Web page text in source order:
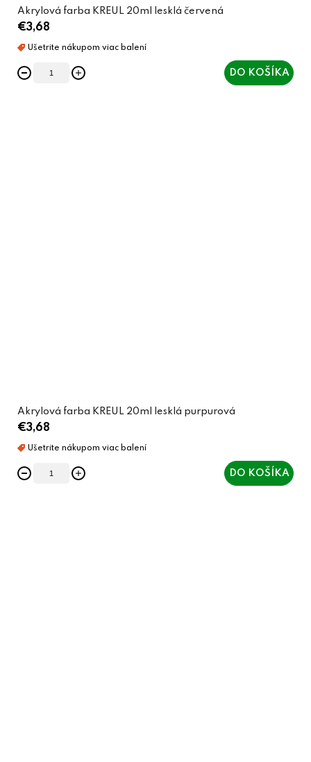
Akrylová farba KREUL 20ml lesklá červená
€3,68
DO KOŠÍKA
Akrylová farba KREUL 20ml lesklá purpurová
€3,68
DO KOŠÍKA